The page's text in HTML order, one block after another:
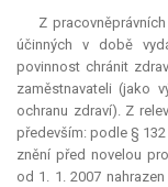
Z
účinných v době
povinnost chránit
zaměstnavateli (jako
ochranu zdraví). Z
především: podle §
znění před novelou
od 1. 1. 2007